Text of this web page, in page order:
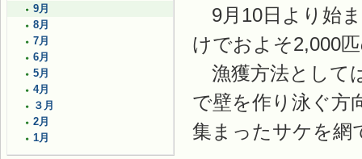
9月10日より始
けでおよそ2,000
漁獲方法として
で壁を作り泳ぐ方
集まったサケを網
9月
8月
7月
6月
5月
4月
３月
2月
1月